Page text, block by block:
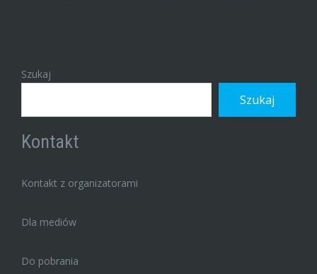
Szukaj
Szukaj
Kontakt
Kontakt z organizatorami
Dla mediów
Do pobrania